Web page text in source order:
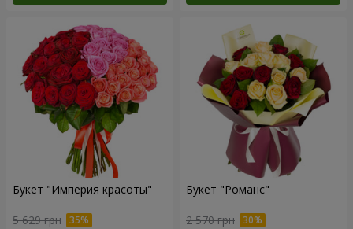
Букет "Империя красоты"
5 629 грн
Букет "Романс"
2 570 грн